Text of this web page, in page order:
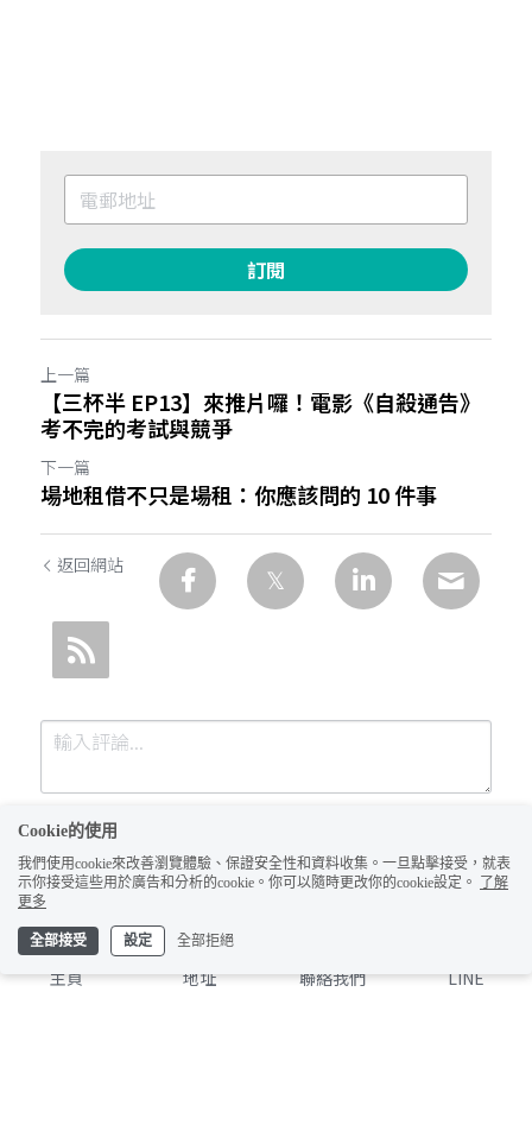
訂閱
上一篇
【三杯半 EP13】來推片囉！電影《自殺通告》
考不完的考試與競爭
下一篇
場地租借不只是場租：你應該問的 10 件事
返回網站
提交 取消
主頁 地址 聯絡我們 LINE
Cookie的使用
我們使用cookie來改善瀏覽體驗、保證安全性和資料收集。一旦點擊接受，就表
示你接受這些用於廣告和分析的cookie。你可以隨時更改你的cookie設定。
了解
更多
全部接受 設定 全部拒絕